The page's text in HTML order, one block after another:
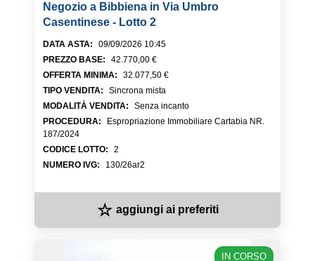
Negozio a Bibbiena in Via Umbro
Casentinese - Lotto 2
DATA ASTA:
09/09/2026 10:45
PREZZO BASE:
42.770,00 €
OFFERTA MINIMA:
32.077,50 €
TIPO VENDITA:
Sincrona mista
MODALITÀ VENDITA:
Senza incanto
PROCEDURA:
Espropriazione Immobiliare Cartabia NR.
187/2024
CODICE LOTTO:
2
NUMERO IVG: 130/26ar2
☆ aggiungi ai preferiti
IN CORSO